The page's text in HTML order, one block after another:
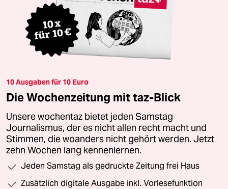
10 Ausgaben für 10 Euro
Die Wochenzeitung mit taz-Blick
Unsere wochentaz bietet jeden Samstag
Journalismus, der es nicht allen recht macht und
Stimmen, die woanders nicht gehört werden. Jetzt
zehn Wochen lang kennenlernen.
Jeden Samstag als gedruckte Zeitung frei Haus
Zusätzlich digitale Ausgabe inkl. Vorlesefunktion